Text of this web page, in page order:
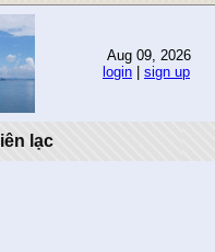
Aug 09, 2026
login
sign up
lạc